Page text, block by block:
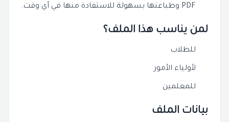
PDF وطباعتها بسهولة للاستفادة منها في أي وقت.
لمن يناسب هذا الملف؟
للطلاب
لأولياء الأمور
للمعلمين
بيانات الملف